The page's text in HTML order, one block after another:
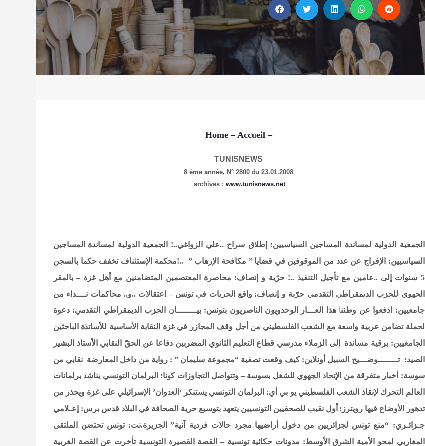
Home– Accueil–
TUNISNEWS
8 ème année, N° 2800 du 23.01.2008
archives :www.tunisnews.net
الجمعية الدولية لمساندة المساجين السياسيين: إطلاق سراح ..علي الزواغي..!
الجمعية الدولية لمساندة المساجين
السياسيين: الإفراج عن عدد من الموقوفين في قضايا ” مكافحة الإرهاب ” ..!محكمة الإستئناف تخفف حكما بالسجن
5 سنوات إلى ..عامين مع تأجيل التنفيذ ..!
حرّية و إنصاف: محاصرة المعتصمين المتضامنين مع أهل غزة – بالمقر
الجهوي للحزب الديمقراطي التقدمي حرّية و إنصاف: واقع الحريات في تونس – اعتقالات ..و.. محاكمات نــــداء من
جامعيين: ادفعوا عن وطننا هذا العـــار
الوحدويون الناصريون بتونس: بيــــــــان الحزب الديمقراطي التقدمي: دعوة
لحملة تضامن عربية واسعة مع الشعب الفلسطيني من أجل وقف المجازر في غزة
النقابة الأساسية للأساتذة الباحثين
الجامعيين: برقية مساندة إلى الزملاء مدرسي قطاع التعليم الثانوي المضربين دفاعا عن الحقّ النقابي الأستاذ البشير
الصيد: تــــــــوضـــيح
السبيل أونلاين: كيف وقعت تصفية “مجموعة سليمان ” : رواية من داخل المعارضة نقابي من
سوسة: أخبار متفرقة من الإتحاد الجهوي للشغل بسوسة – وتتواصل التجاوزاتكونا: البرلمان التونسي يناشد برلمانات
العالم التحرك لإنقاذ الشعب الفلسطيني يو بي أي: البرلمان التونسي يستنكر ‘العدوان’ الإسرائيلي على غزة ويحذر من
تدهور الأوضاع فيها رويترز: أول نقيب للصحفيين التونسيين يتعهد بتوسيع حرية الصحافة في البلاد قدس برس: إعـلامي
جـزائـري: “منع تونس لجزائريين من دخول أراضيها مجرد حالات فردية آنية”
الجزيرة.نت: تونس تحتضن الملتقى
المغاربي لمحو الأمية الشرق الأوسط: مدونات حكائية تونسية – القصة القصيرة التونسية تأخرت عن القصة الغربية